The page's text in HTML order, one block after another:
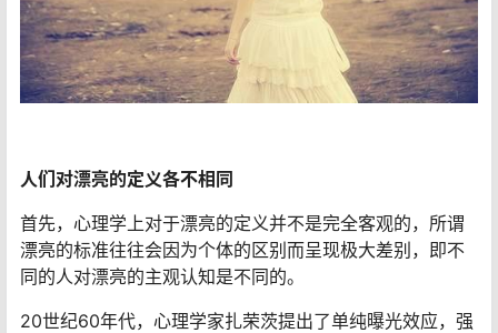
人们对漂亮的定义各不相同
首先，心理学上对于漂亮的定义并不是完全客观的，所谓
漂亮的标准往往会因为个体的区别而呈现极大差别，即不
同的人对漂亮的主观认知是不同的。
20世纪60年代，心理学家扎荣茨提出了单纯曝光效应，强